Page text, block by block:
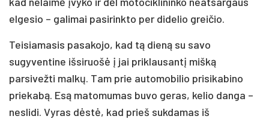
elgesio – galimai pasirinkto per didelio greičio.
Teisiamasis pasakojo, kad tą dieną su savo
sugyventine išsiruošė į jai priklausantį mišką
parsivežti malkų. Tam prie automobilio prisikabino
priekabą. Esą matomumas buvo geras, kelio danga –
neslidi. Vyras dėstė, kad prieš sukdamas iš